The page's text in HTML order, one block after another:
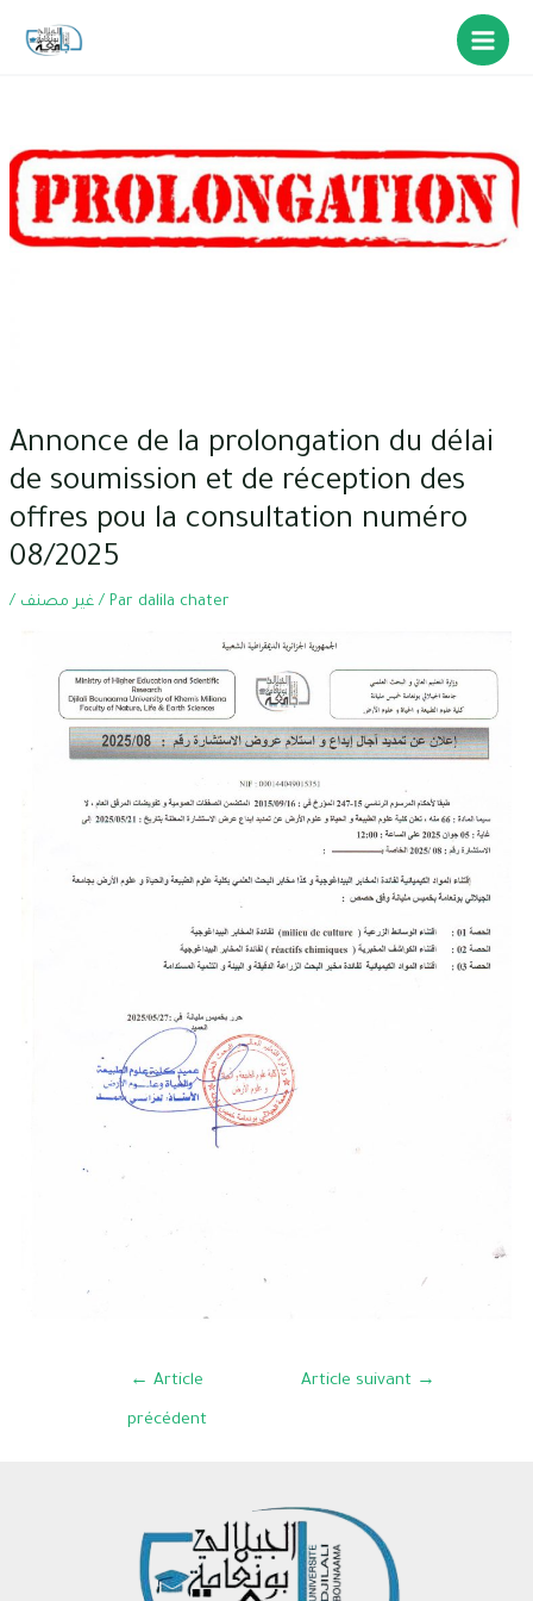
Annonce de la prolongation du délai
de soumission et de réception des
offres pou la consultation numéro
08/2025
/ غير مصنف/ Par dalila chater
← Article
précédent
Article suivant →